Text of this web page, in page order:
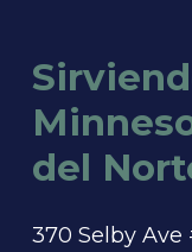
del
370 Selby Ave